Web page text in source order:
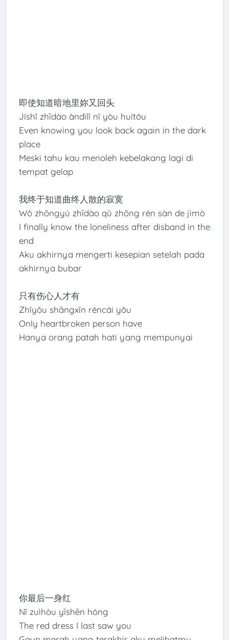
即使知道暗地里妳又回头
Jíshǐ zhīdào àndìlǐ nǐ yòu huítóu
Even knowing you look back again in the dark
place
Meski tahu kau menoleh kebelakang lagi di
tempat gelap
我终于知道曲终人散的寂寞
Wǒ zhōngyú zhīdào qǔ zhōng rén sàn de jìmò
I finally know the loneliness after disband in the
end
Aku akhirnya mengerti kesepian setelah pada
akhirnya bubar
只有伤心人才有
Zhǐyǒu shāngxīn réncái yǒu
Only heartbroken person have
Hanya orang patah hati yang mempunyai
你最后一身红
Nǐ zuìhòu yīshēn hóng
The red dress I last saw you